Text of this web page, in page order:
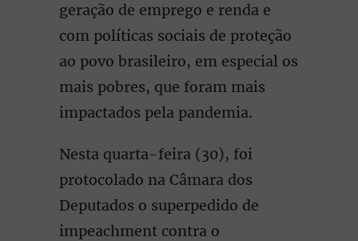
geração de emprego e renda e
com políticas sociais de proteção
ao povo brasileiro, em especial os
mais pobres, que foram mais
impactados pela pandemia.
Nesta quarta-feira (30), foi
protocolado na Câmara dos
Deputados o superpedido de
impeachment contra o